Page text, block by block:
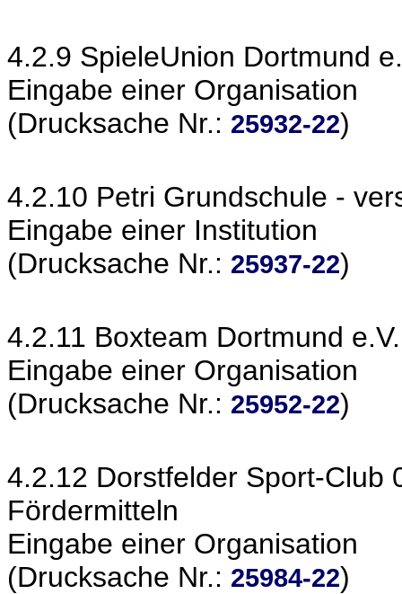
4.2.9 SpieleUnion Dortmund
Eingabe einer Organisation
(Drucksache Nr.: 25932-22)
4.2.10 Petri Grundschule -
Eingabe einer Institution
(Drucksache Nr.: 25937-22)
4.2.11 Boxteam Dortmund
Eingabe einer Organisation
(Drucksache Nr.: 25952-22)
4.2.12 Dorstfelder Sport-Club
Fördermitteln
Eingabe einer Organisation
(Drucksache Nr.: 25984-22)